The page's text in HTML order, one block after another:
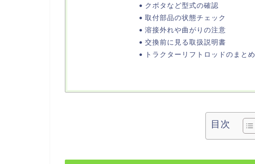
クボタなど型式の確認
取付部品の状態チェック
溶接外れや曲がりの注意
交換前に見る取扱説明書
トラクターリフトロッドのまとめ
目次